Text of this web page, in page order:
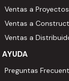
Ventas a Proyectos
Ventas a
Ventas a
AYUDA
Preguntas